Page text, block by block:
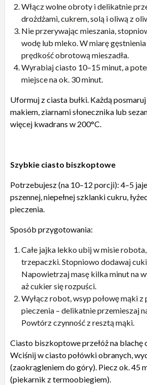
Włącz wolne obroty i delikatnie
drożdżami, cukrem, solą i oliwą z
Nie przerywając mieszania,
wodę lub mleko. W miarę
prędkość obrotową mieszadła.
Wyrabiaj ciasto 10–15 minut, a
miejsce na ok. 30 minut.
Uformuj z ciasta bułki. Każdą
makiem, ziarnami słonecznika lub
więcej kwadrans w 200°C.
Szybkie ciasto biszkoptowe
Potrzebujesz (na 10–12 porcji): 4–5
pszennej, niepełnej szklanki cukru,
pieczenia.
Sposób przygotowania:
Całe jajka lekko ubij w misie
trzepaczki. Stopniowo dodawaj
Napowietrzaj masę kilka minut na
aż cukier się rozpuści.
Wyłącz robot, wsyp połowę mąki z
pieczenia – delikatnie przemieszaj
Powtórz czynność z resztą mąki.
Ciasto biszkoptowe przełóż na blachę
Wciśnij w ciasto połówki obranych,
(zaokrągleniem do góry). Piecz ok. 45
(piekarnik z termoobiegiem).